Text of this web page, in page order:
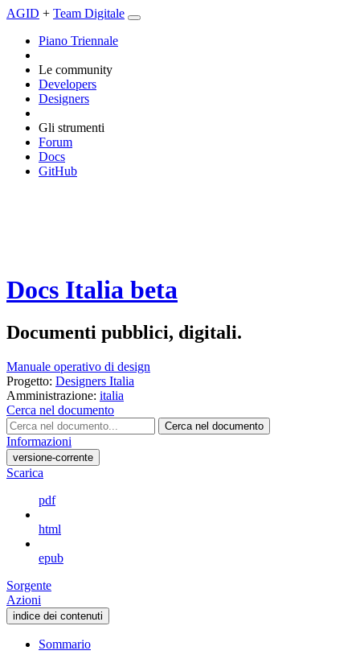
AGID + Team Digitale
Piano Triennale
Le community
Developers
Designers
Gli strumenti
Forum
Docs
GitHub
Docs Italia beta
Documenti pubblici, digitali.
Manuale operativo di design
Progetto: Designers Italia
Amministrazione: italia
Cerca nel documento
Cerca nel documento
Informazioni
versione-corrente
Scarica
pdf
html
epub
Sorgente
Azioni
indice dei contenuti
Sommario